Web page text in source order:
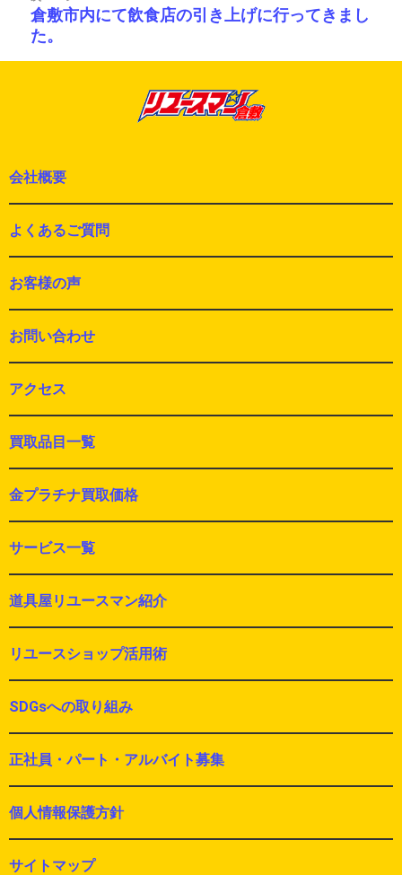
次
の
投
倉敷市内にて飲食店の引き上げに行ってきまし
た。
会社概要
よくあるご質問
お客様の声
お問い合わせ
アクセス
買取品目一覧
金プラチナ買取価格
サービス一覧
道具屋リユースマン紹介
リユースショップ活用術
SDGsへの取り組み
正社員・パート・アルバイト募集
個人情報保護方針
サイトマップ